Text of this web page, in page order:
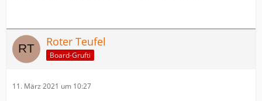
Roter Teufel
Board-Grufti
11. März 2021 um 10:27